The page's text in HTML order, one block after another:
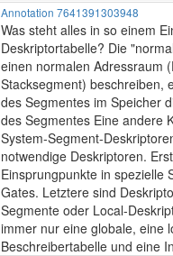
Annotation 7641391303948
Was steht alles in so einem
Deskriptortabelle? Die
einen normalen Adressraum
Stacksegment) beschreiben,
des Segmentes im Speicher
des Segmentes Eine andere
System-Segment-
notwendige Deskriptoren.
Einsprungpunkte in spezielle
Gates. Letztere sind
Segmente oder Local-
immer nur eine globale, eine
Beschreibertabelle und eine